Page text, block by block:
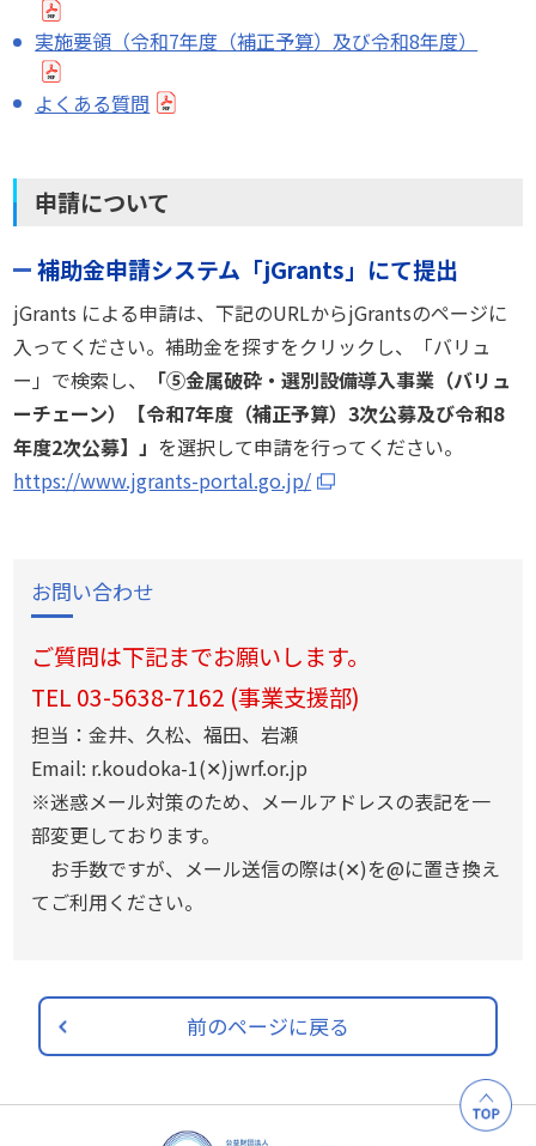
実施要領（令和7年度（補正予算）及び令和8年度）
よくある質問
申請について
補助金申請システム「jGrants」にて提出
jGrants による申請は、下記のURLからjGrantsのページに
入ってください。補助金を探すをクリックし、「バリュ
ー」で検索し、
「⑤金属破砕・選別設備導入事業（バリュ
ーチェーン）【令和7年度（補正予算）3次公募及び令和8
年度2次公募】」 を選択して申請を行ってください。
https://www.jgrants-portal.go.jp/
お問い合わせ
ご質問は下記までお願いします。
TEL 03-5638-7162 (事業支援部)
担当：金井、久松、福田、岩瀬
Email: r.koudoka-1(✕)jwrf.or.jp
※迷惑メール対策のため、メールアドレスの表記を一
部変更しております。
お手数ですが、メール送信の際は(✕)を@に置き換え
てご利用ください。
前のページに戻る